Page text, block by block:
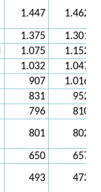
1.447 1.462
1.375
1.301
1.075
1.152
1.032
1.047
907
1.016
831
952
796
810
801 802
650
657
493 473